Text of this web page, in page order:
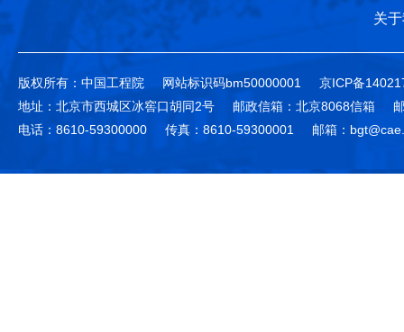
关
版权所有：中国工程院 网站标识码bm50000001
京ICP备
地址：北京市西城区冰窖口胡同2号
邮政信箱：北京8068信箱
电话：8610-59300000
传真：8610-59300001 邮箱：